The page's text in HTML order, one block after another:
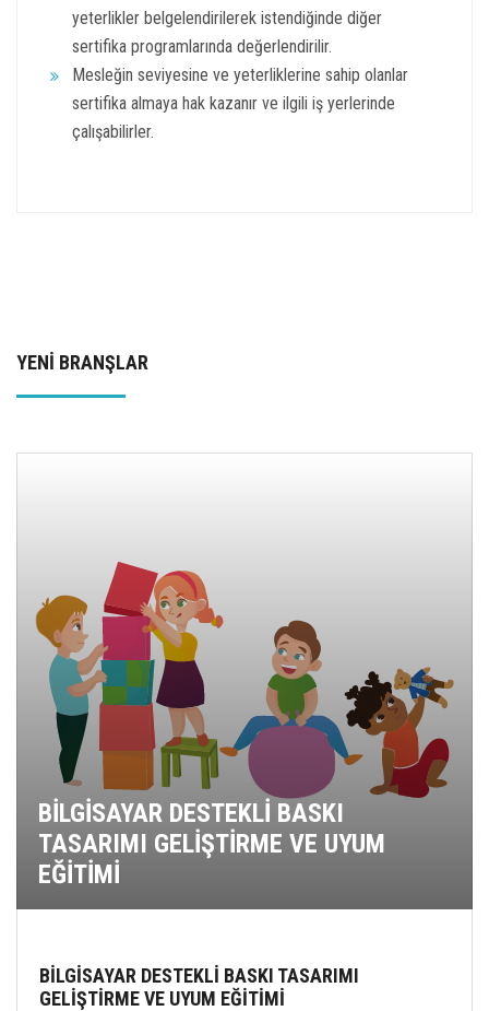
yeterlikler belgelendirilerek istendiğinde diğer
sertifika programlarında değerlendirilir.
Mesleğin seviyesine ve yeterliklerine sahip olanlar
sertifika almaya hak kazanır ve ilgili iş yerlerinde
çalışabilirler.
YENİ BRANŞLAR
BİLGİSAYAR DESTEKLİ BASKI
TASARIMI GELİŞTİRME VE UYUM
EĞİTİMİ
BİLGİSAYAR DESTEKLİ BASKI TASARIMI
GELİŞTİRME VE UYUM EĞİTİMİ